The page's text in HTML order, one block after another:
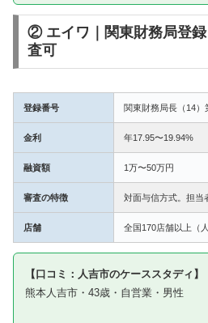
② エイワ｜関東財務局登
査可
登録番号 関東財務局長（14）
金利 年17.95〜19.94%
融資額 1万〜50万円
審査の特徴 対面与信方式。担当
店舗 全国170店舗以上（
【口コミ：人吉市のケーススタディ】
熊本人吉市・43歳・自営業・男性